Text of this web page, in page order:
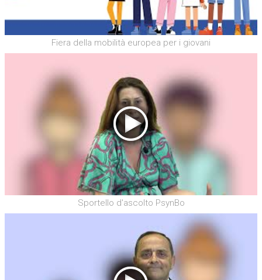
Fiera della mobilità europea per i giovani
Sportello d'ascolto PsynBo